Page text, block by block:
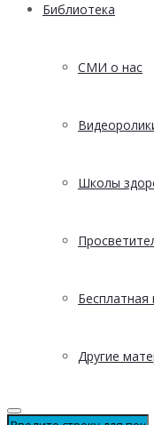
Библиотека
СМИ о нас
Школы
Другие